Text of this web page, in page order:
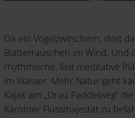
Da ein Vogelzwitschern, dort
Blätterrauschen im Wind. Und
rhythmische, fast meditative
im Wasser. Mehr Natur geht
Kajak am „Drau Paddelweg“
Kärntner Flussmajestät zu